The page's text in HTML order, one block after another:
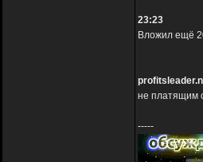
23:23
Вложил ещё
не платящим
-----